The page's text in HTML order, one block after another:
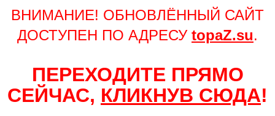
ВНИМАНИЕ! ОБНОВЛЁННЫЙ САЙТ
ДОСТУПЕН ПО АДРЕСУ topaZ.su.
ПЕРЕХОДИТЕ ПРЯМО
СЕЙЧАС, КЛИКНУВ СЮДА!